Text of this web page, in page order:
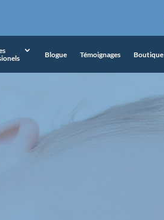
Blogue Témoignages Boutique